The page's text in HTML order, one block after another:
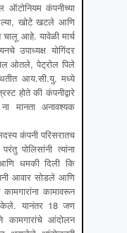
ऑटोनियम कंपनीच्या
खोटे खटले आणि
चालू आहे. यावेळी मार्च
उपाध्यक्ष योगिंदर
ओतले, पेट्रोल पिले
आय.सी.यु. मध्ये
होते की कंपनीद्वारे
मानता अनावश्यक
कंपनी परिसरातच
पोलिसांनी त्यांना
धमकी दिली कि
आवार सोडले आणि
कामावरून
केले. यानंतर 18 जण
कामगारांचे आंदोलन